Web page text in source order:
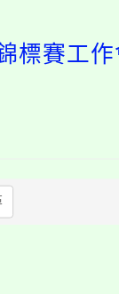
標賽工